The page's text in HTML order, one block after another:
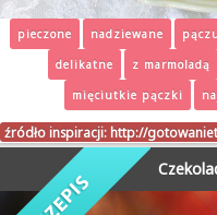
pieczone nadziewane
delikatne
z marmoladą
mięciutkie pączki
źródło inspiracji: http://